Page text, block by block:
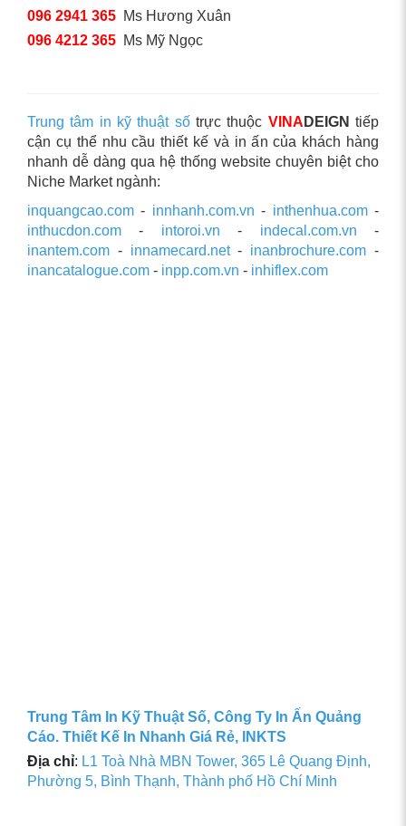
096 2941 365 Ms Hương Xuân
096 4212 365 Ms Mỹ Ngọc
Trung tâm in kỹ thuật sốtrực thuộc VINA DEIGN tiếp
cận cụ thể nhu cầu thiết kế và in ấn của khách hàng
nhanh dễ dàng qua hệ thống website chuyên biệt cho
Niche Market ngành:
inquangcao.com - innhanh.com.vn - inthenhua.com-
inthucdon.com - intoroi.vn - indecal.com.vn -
inantem.com - innamecard.net- inanbrochure.com -
inancatalogue.com - inpp.com.vn - inhiflex.com
Trung Tâm In Kỹ Thuật Số, Công Ty In Ấn Quảng
Cáo. Thiết Kế In Nhanh Giá Rẻ, INKTS
Địa chỉ: L1 Toà Nhà MBN Tower, 365 Lê Quang Định,
Phường 5, Bình Thạnh, Thành phố Hồ Chí Minh